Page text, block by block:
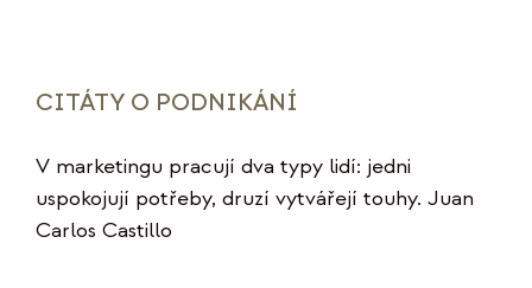
CITÁTY O PODNIKÁNÍ
V marketingu pracují dva typy lidí: jedni
uspokojují potřeby, druzí vytvářejí touhy. Juan
Carlos Castillo